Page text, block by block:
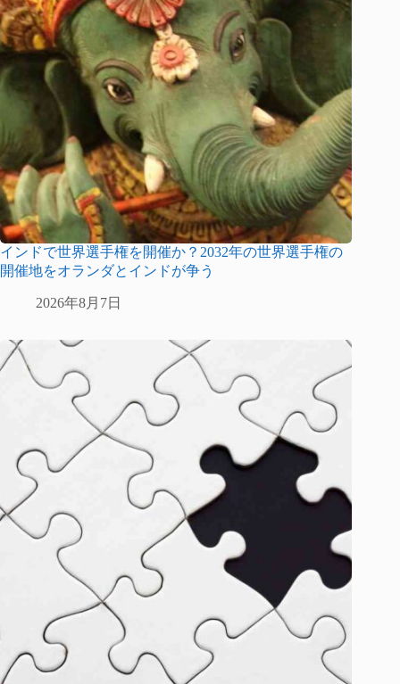
インドで世界選手権を開催か？2032年の世界選手権の
開催地をオランダとインドが争う
2026年8月7日